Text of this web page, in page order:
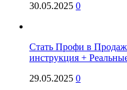
30.05.2025 0
Стать Профи в
инструкция +
29.05.2025 0